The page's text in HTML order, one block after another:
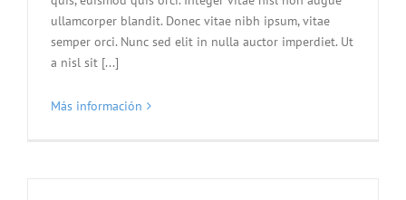
ullamcorper blandit. Donec vitae nibh ipsum, vitae
semper orci. Nunc sed elit in nulla auctor imperdiet. Ut
a nisl sit [...]
Más información